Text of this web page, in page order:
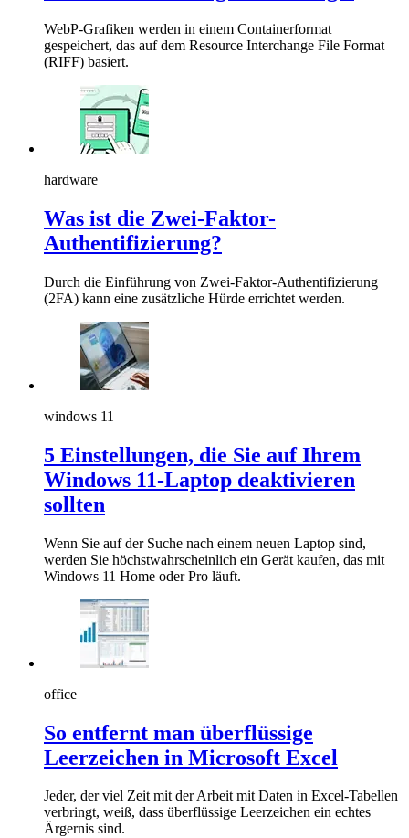
WebP-Grafiken werden in einem Containerformat
gespeichert, das auf dem Resource Interchange File Format
(RIFF) basiert.
hardware
Was ist die Zwei-Faktor-
Authentifizierung?
Durch die Einführung von Zwei-Faktor-Authentifizierung
(2FA) kann eine zusätzliche Hürde errichtet werden.
windows 11
5 Einstellungen, die Sie auf Ihrem
Windows 11-Laptop deaktivieren
sollten
Wenn Sie auf der Suche nach einem neuen Laptop sind,
werden Sie höchstwahrscheinlich ein Gerät kaufen, das mit
Windows 11 Home oder Pro läuft.
office
So entfernt man überflüssige
Leerzeichen in Microsoft Excel
Jeder, der viel Zeit mit der Arbeit mit Daten in Excel-Tabellen
verbringt, weiß, dass überflüssige Leerzeichen ein echtes
Ärgernis sind.